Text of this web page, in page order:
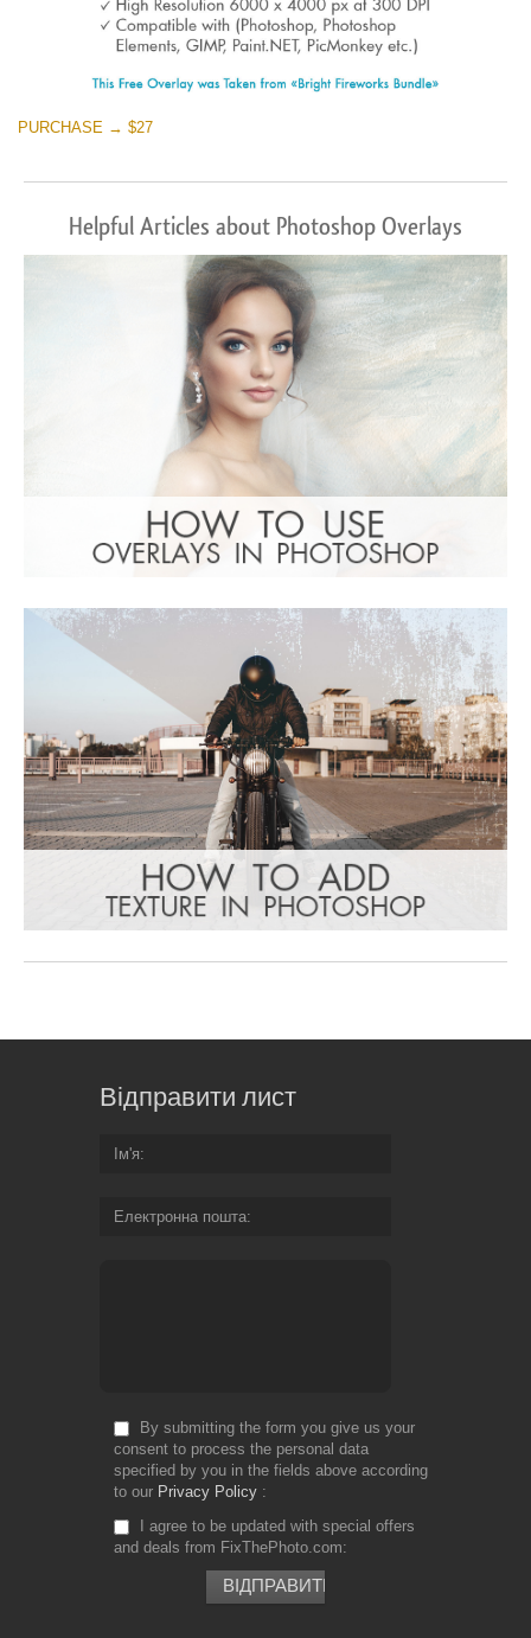
PURCHASE → $27
Helpful Articles about Photoshop Overlays
Відправити лист
Ім'я
Електронна пошта
By submitting the form you give us your
consent to process the personal data
specified by you in the fields above according
to our Privacy Policy
I agree to be updated with special offers
and deals from FixThePhoto.com